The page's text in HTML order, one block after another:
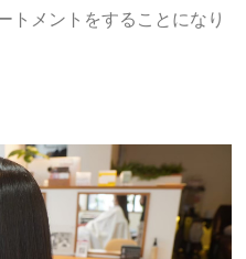
トメントをすることになり